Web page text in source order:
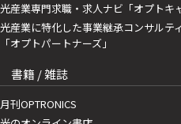
光産業専門求職・求人ナビ「オプトキ
光産業に特化した事業継承コンサルテ
「オプトパートナーズ」
書籍 / 雑誌
月刊OPTRONICS